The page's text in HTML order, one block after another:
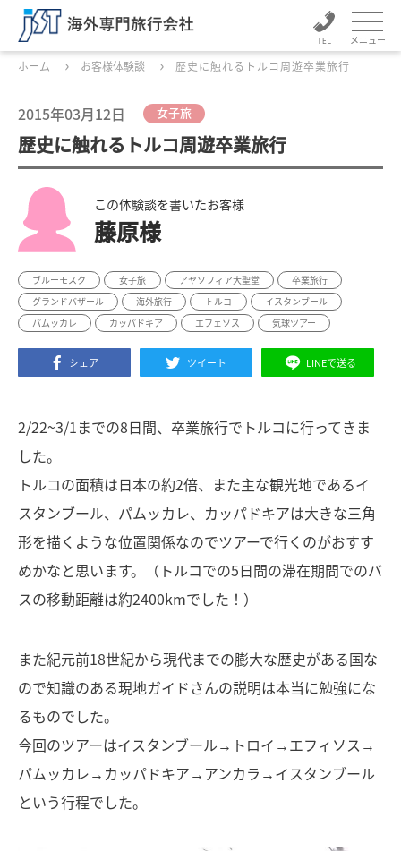
メニュー
ホーム お客様体験談 歴史に触れるトルコ周遊卒業旅行
2015年03月12日 女子旅
歴史に触れるトルコ周遊卒業旅行
この体験談を書いたお客様
藤原様
ブルーモスク 女子旅 アヤソフィア大聖堂
卒業旅行
グランドバザール
海外旅行 トルコ
イスタンブール
パムッカレ
カッパドキア エフェソス 気球ツアー
シェア ツイート LINEで送る
2/22~3/1までの8日間、卒業旅行でトルコに行ってきま
した。
トルコの面積は日本の約2倍、また主な観光地であるイ
スタンブール、パムッカレ、カッパドキアは大きな三角
形を描くような位置関係なのでツアーで行くのがおすす
めかなと思います。（トルコでの5日間の滞在期間でのバ
スの移動距離は約2400kmでした！）
また紀元前18世紀から現代までの膨大な歴史がある国な
ので知識のある現地ガイドさんの説明は本当に勉強にな
るものでした。
今回のツアーはイスタンブール→トロイ→エフィソス→
パムッカレ→カッパドキア→アンカラ→イスタンブール
という行程でした。